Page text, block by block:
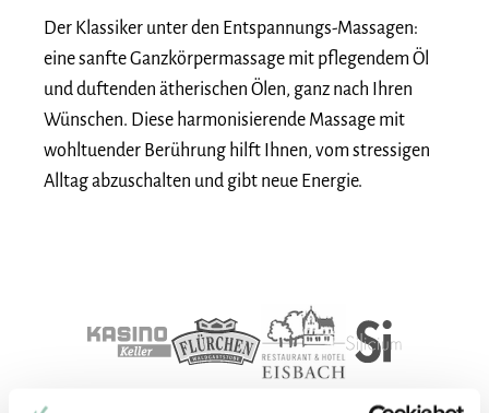
Der Klassiker unter den Entspannungs-Massagen:
eine sanfte Ganzkörpermassage mit pflegendem Öl
und duftenden ätherischen Ölen, ganz nach Ihren
Wünschen. Diese harmonisierende Massage mit
wohltuender Berührung hilft Ihnen, vom stressigen
Alltag abzuschalten und gibt neue Energie.